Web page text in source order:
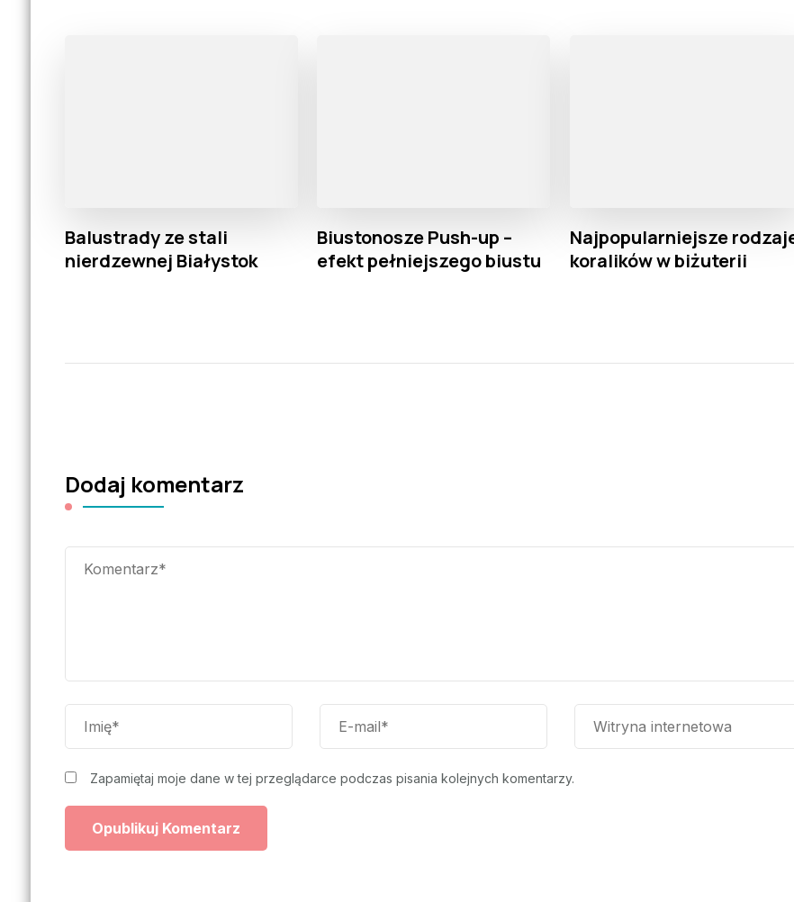
Balustrady ze stali
nierdzewnej Białystok
Biustonosze Push-up –
efekt pełniejszego biustu
Najpopularniejsze
koralików w biżuterii
Dodaj komentarz
Zapamiętaj moje dane w tej przeglądarce podczas pisania kolejnych komentarzy.